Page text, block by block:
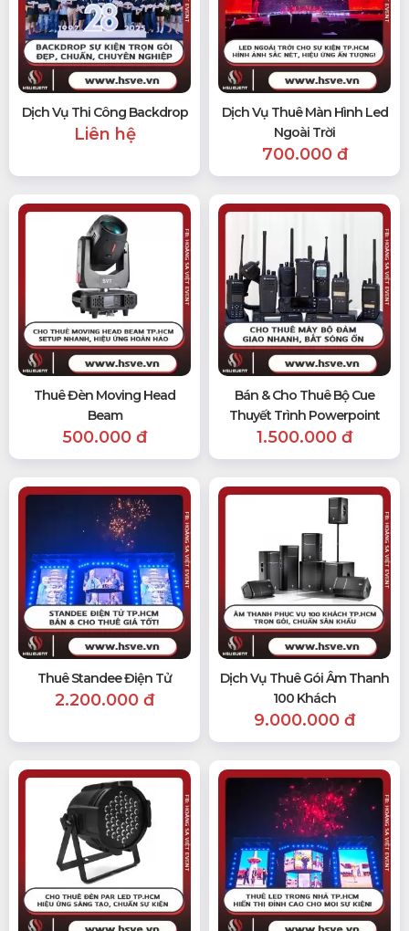
Dịch Vụ Thi Công Backdrop
Liên hệ
Dịch Vụ Thuê Màn Hình Led
Ngoài Trời
700.000 đ
Thuê Đèn Moving Head
Beam
500.000 đ
Bán & Cho Thuê Bộ Cue
Thuyết Trình Powerpoint
1.500.000 đ
Thuê Standee Điện Tử
2.200.000 đ
Dịch Vụ Thuê Gói Âm Thanh
100 Khách
9.000.000 đ